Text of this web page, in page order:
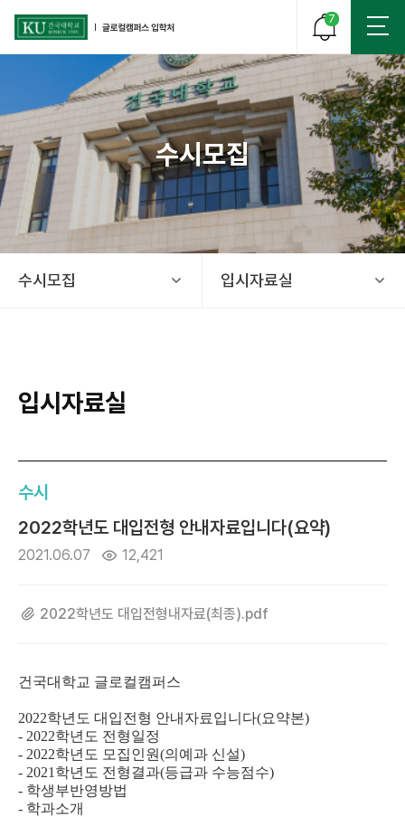
7
수시모집
수시모집 입시자료실
입시자료실
수시
2022학년도 대입전형 안내자료입니다(요약)
2021.06.07 12,421
2022학년도 대입전형내자료(최종).pdf
건국대학교 글로컬캠퍼스
2022학년도 대입전형 안내자료입니다(요약본)
- 2022학년도 전형일정
- 2022학년도 모집인원(의예과 신설)
- 2021 학년도 전형결과(등급과 수능점수)
- 학생부반영방법
- 학과소개